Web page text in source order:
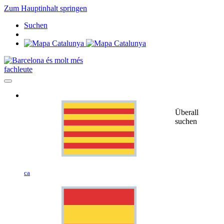
Zum Hauptinhalt springen
Suchen
fachleute
ca
Überall
suchen